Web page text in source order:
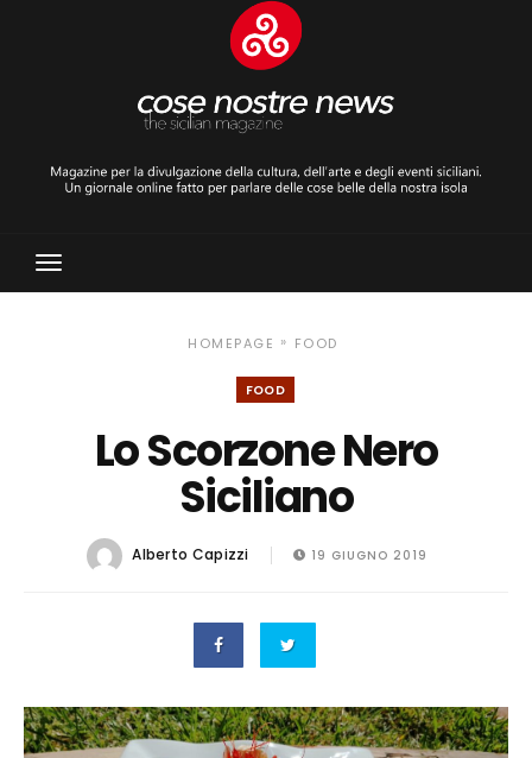
Toggle
Navigation
HOMEPAGE » FOOD
FOOD
Lo Scorzone Nero
Siciliano
Alberto Capizzi 19 GIUGNO 2019